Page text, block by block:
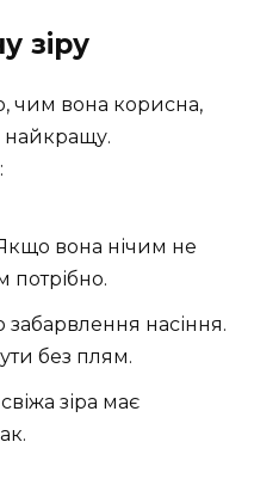
зіру
чим вона корисна,
найкращу.
вона нічим не
потрібно.
насіння.
без плям.
зіра має